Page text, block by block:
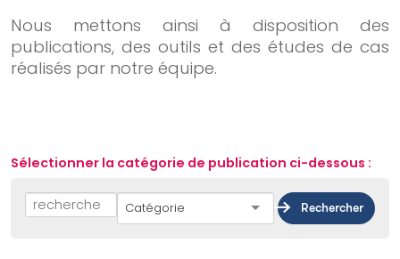
Nous mettons ainsi à disposition des
publications, des outils et des études de cas
réalisés par notre équipe.
Sélectionner la catégorie de publication ci-dessous :
Catégorie Rechercher
Organisation à impact
Structure de l’accompagnement
Ils nous font confiance
Blog & Ressources